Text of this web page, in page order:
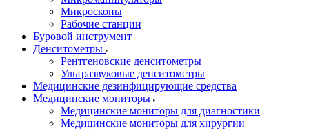
Микроскопы
Рабочие станции
Буровой инструмент
Денситометры
Рентгеновские денситометры
Ультразвуковые денситометры
Медицинские дезинфицирующие средства
Медицинские мониторы
Медицинские мониторы для диагностики
Медицинские мониторы для хирургии